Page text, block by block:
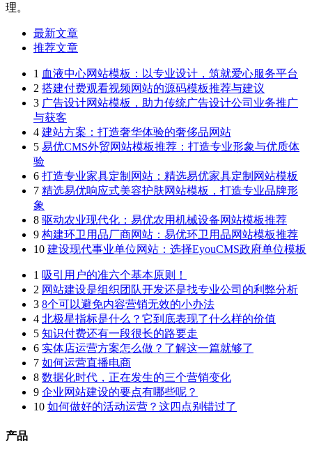
理。
最新文章
推荐文章
1 血液中心网站模板：以专业设计，筑就爱心服务平台
2 搭建付费观看视频网站的源码模板推荐与建议
3 广告设计网站模板，助力传统广告设计公司业务推广
与获客
4 建站方案：打造奢华体验的奢侈品网站
5 易优CMS外贸网站模板推荐：打造专业形象与优质体
验
6 打造专业家具定制网站：精选易优家具定制网站模板
7 精选易优响应式美容护肤网站模板，打造专业品牌形
象
8 驱动农业现代化：易优农用机械设备网站模板推荐
9 构建环卫用品厂商网站：易优环卫用品网站模板推荐
10 建设现代事业单位网站：选择EyouCMS政府单位模板
1 吸引用户的准六个基本原则！
2 网站建设是组织团队开发还是找专业公司的利弊分析
3 8个可以避免内容营销无效的小办法
4 北极星指标是什么？它到底表现了什么样的价值
5 知识付费还有一段很长的路要走
6 实体店运营方案怎么做？了解这一篇就够了
7 如何运营直播电商
8 数据化时代，正在发生的三个营销变化
9 企业网站建设的要点有哪些呢？
10 如何做好的活动运营？这四点别错过了
产品